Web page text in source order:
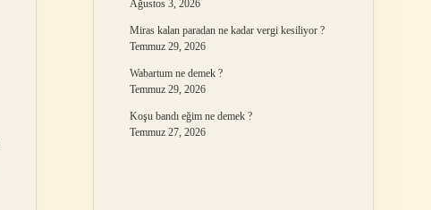
Ağustos 3, 2026
Miras kalan paradan ne kadar vergi kesiliyor ?
Temmuz 29, 2026
Wabartum ne demek ?
Temmuz 29, 2026
Koşu bandı eğim ne demek ?
Temmuz 27, 2026